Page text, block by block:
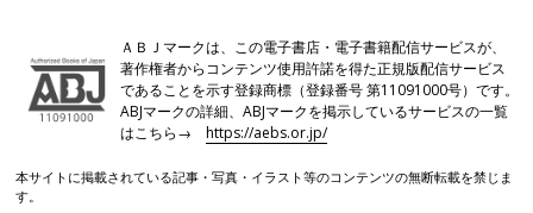
ＡＢＪマークは、この電子書店・電子書籍配信サービスが、
著作権者からコンテンツ使用許諾を得た正規版配信サービス
であることを示す登録商標（登録番号 第11091000号）です。
ABJマークの詳細、ABJマークを掲示しているサービスの一覧
はこちら→https://aebs.or.jp/
本サイトに掲載されている記事・写真・イラスト等のコンテンツの無断転載を禁じま
す。